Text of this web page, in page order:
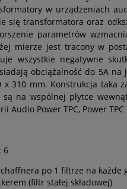
w urządzeniach
się transformatora oraz
parametrów
mierze jest tracony w
wszystkie negatywne
obciążalność do 5A
310 mm. Konstrukcja taka
na wspólnej płytce
Audio Power TPC, Power
6
po 1 filtrze na każde
(filtr stałej składowej)